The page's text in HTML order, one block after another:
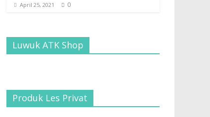
April 25, 2021 0
Luwuk ATK Shop
Produk Les Privat